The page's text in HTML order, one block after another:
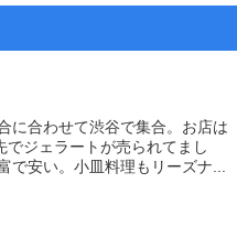
に合わせて渋谷で集合。お店は
ェラートが売られてまし
安い。小皿料理もリーズナ...